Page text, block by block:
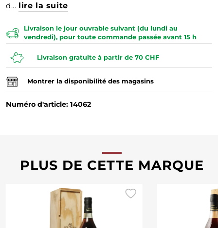
d... lire la suite
Livraison le jour ouvrable suivant (du lundi au
vendredi), pour toute commande passée avant 15 h
Livraison gratuite à partir de 70 CHF
Montrer la disponibilité des magasins
Numéro d'article: 14062
PLUS DE CETTE MARQUE